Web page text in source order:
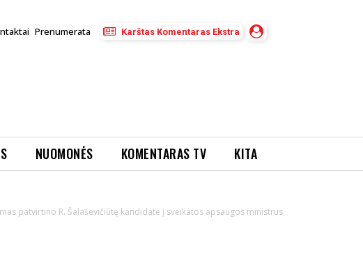
Prenumerata Karštas Komentaras Ekstra
NUOMONĖS KOMENTARAS TV KITA
patvirtino R. Šalaševičiūtę kandidate į sveikatos apsaugos ministrus